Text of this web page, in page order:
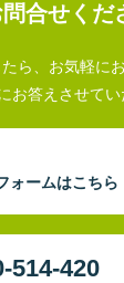
合せくだ
ら、お気軽に
お答えさせてい
ォームはこちら
514-420